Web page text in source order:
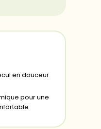
en douceur
pour une